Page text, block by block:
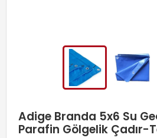
Adige Branda 5x6 Su
Parafin Gölgelik Çadır-